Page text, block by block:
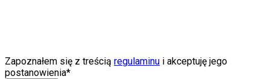
Zapoznałem się z treścią regulaminu i akceptuję jego
postanowienia*